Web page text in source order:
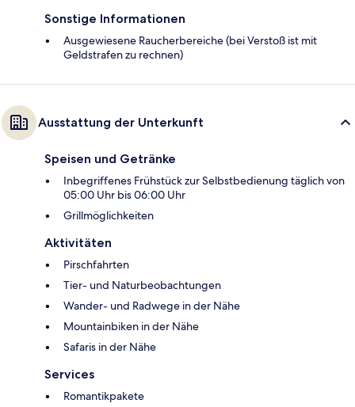
Sonstige Informationen
Ausgewiesene Raucherbereiche (bei Verstoß ist mit
Geldstrafen zu rechnen)
Ausstattung der Unterkunft
Speisen und Getränke
Inbegriffenes Frühstück zur Selbstbedienung täglich von
05:00 Uhr bis 06:00 Uhr
Grillmöglichkeiten
Aktivitäten
Pirschfahrten
Tier- und Naturbeobachtungen
Wander- und Radwege in der Nähe
Mountainbiken in der Nähe
Safaris in der Nähe
Services
Romantikpakete